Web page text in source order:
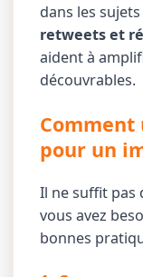
dans les
retweets et
aident à
découvrables.
pour un
Il ne suffit pas
vous avez
bonnes